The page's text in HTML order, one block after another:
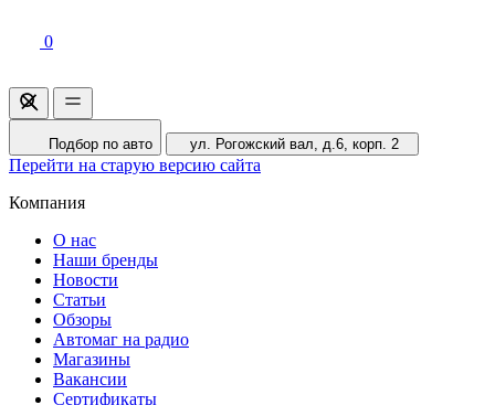
0
Подбор по авто ул. Рогожский вал, д.6, корп. 2
Перейти на старую версию сайта
Компания
О нас
Наши бренды
Новости
Статьи
Обзоры
Автомаг на радио
Магазины
Вакансии
Сертификаты